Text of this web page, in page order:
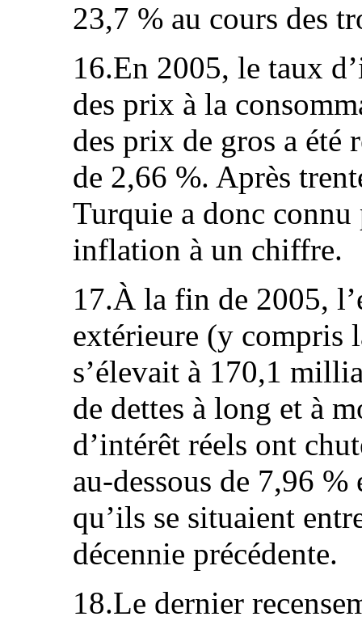
23,7 % au cours des
16.En 2005, le taux
des prix à la
des prix de gros a été
de 2,66 %. Après
Turquie a donc
inflation à un chiffre.
17.À la fin de 2005,
extérieure (y compris
s’élevait à 170,1
de dettes à long et à
d’intérêt réels ont
au‑dessous de 7,96
qu’ils se situaient
décennie précédente.
18.Le dernier